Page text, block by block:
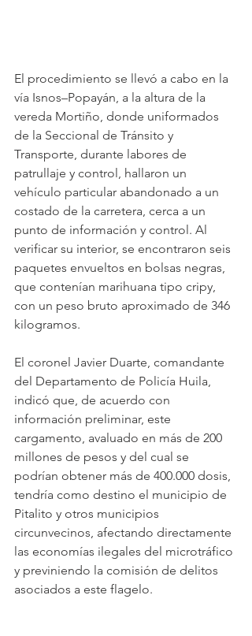
El procedimiento se llevó a cabo en la
vía Isnos–Popayán, a la altura de la
vereda Mortiño, donde uniformados
de la Seccional de Tránsito y
Transporte, durante labores de
patrullaje y control, hallaron un
vehículo particular abandonado a un
costado de la carretera, cerca a un
punto de información y control. Al
verificar su interior, se encontraron seis
paquetes envueltos en bolsas negras,
que contenían marihuana tipo cripy,
con un peso bruto aproximado de 346
kilogramos.
El coronel Javier Duarte, comandante
del Departamento de Policía Huila,
indicó que, de acuerdo con
información preliminar, este
cargamento, avaluado en más de 200
millones de pesos y del cual se
podrían obtener más de 400.000 dosis,
tendría como destino el municipio de
Pitalito y otros municipios
circunvecinos, afectando directamente
las economías ilegales del microtráfico
y previniendo la comisión de delitos
asociados a este flagelo.